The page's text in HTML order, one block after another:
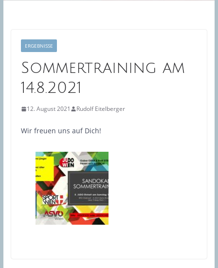
ERGEBNISSE
Sommertraining am
14.8.2021
12. August 2021 Rudolf Eitelberger
Wir freuen uns auf Dich!